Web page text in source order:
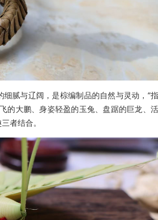
腻与辽阔，是棕编制品的自然与灵动，“指
的大鹏、身姿轻盈的玉兔、盘踞的巨龙、活
者结合。